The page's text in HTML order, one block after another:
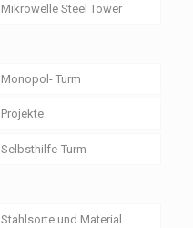
Mikrowelle Steel Tower
Monopol- Turm
Projekte
Selbsthilfe-Turm
Stahlsorte und Material